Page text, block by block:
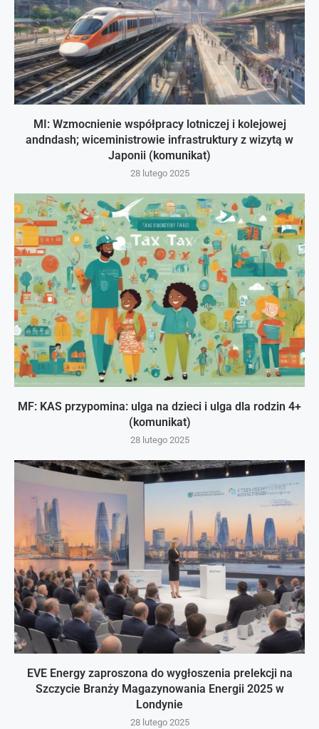
MI: Wzmocnienie współpracy lotniczej i kolejowej
andndash; wiceministrowie infrastruktury z wizytą w
Japonii (komunikat)
28 lutego 2025
MF: KAS przypomina: ulga na dzieci i ulga dla rodzin 4+
(komunikat)
28 lutego 2025
EVE Energy zaproszona do wygłoszenia prelekcji na
Szczycie Branży Magazynowania Energii 2025 w
Londynie
28 lutego 2025